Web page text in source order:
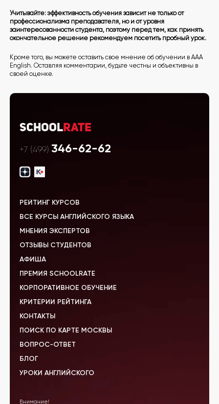
Учитывайте: эффективность обучения зависит не только от
профессионализма преподавателя, но и от уровня
заинтересованности студента, поэтому перед тем, как принять
окончательное решение рекомендуем посетить пробный урок.
Кроме того, вы можете оставить свое мнение об обучении в AAA
English. Оставляя комментарии, будьте честны и объективны в
своей оценке.
SchoolRate
+7 (499) 346-62-62
РЕЙТИНГ КУРСОВ
ВСЕ КУРСЫ АНГЛИЙСКОГО ЯЗЫКА
МНЕНИЯ ЭКСПЕРТОВ
ОТЗЫВЫ СТУДЕНТОВ
АФИША
ПРЕМИЯ SCHOOLRATE
КОРПОРАТИВНОЕ ОБУЧЕНИЕ
КРИТЕРИИ РЕЙТИНГА
КОНТАКТЫ
ПОИСК ПО КАРТЕ МОСКВЫ
ВОПРОС-ОТВЕТ
БЛОГ
УРОКИ АНГЛИЙСКОГО
Внимание!